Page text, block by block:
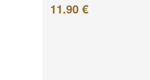
11.90 €